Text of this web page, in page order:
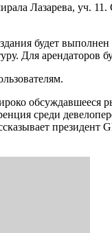
Лазарева, уч.
будет
Для арендаторов
обсуждавшееся
среди
президент